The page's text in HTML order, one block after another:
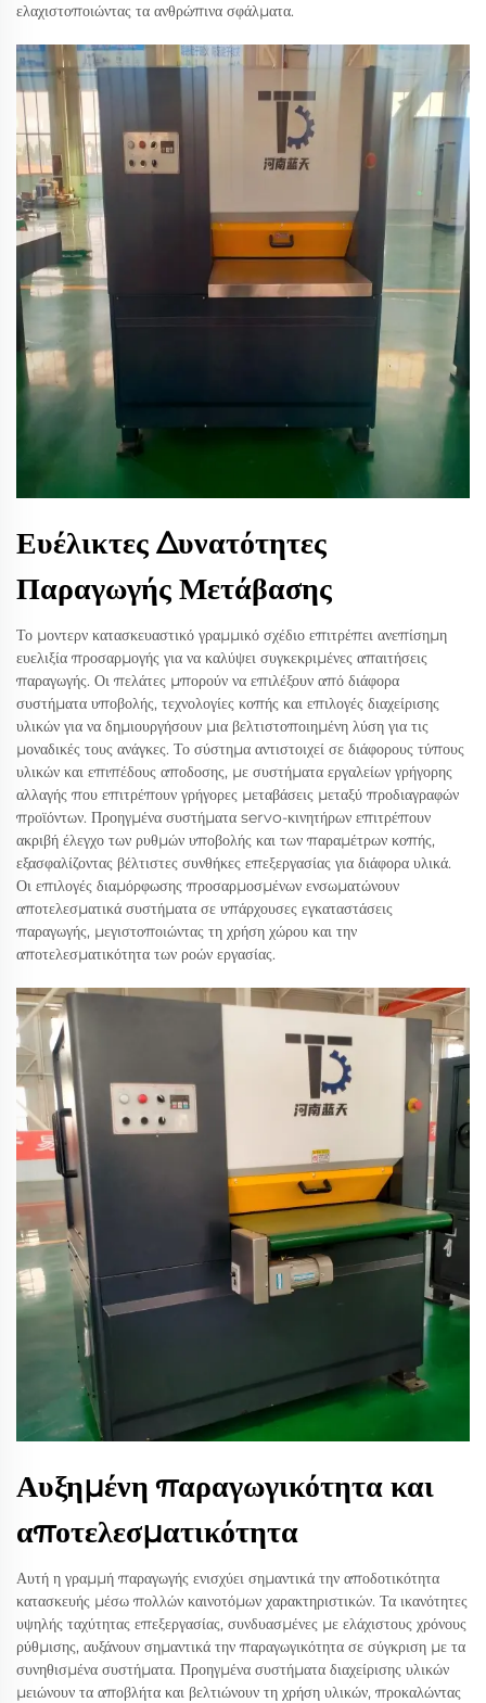
ελαχιστοποιώντας τα ανθρώπινα σφάλματα.
Ευέλικτες Δυνατότητες
Παραγωγής Μετάβασης
Το μοντερν κατασκευαστικό γραμμικό σχέδιο επιτρέπει ανεπίσημη
ευελιξία προσαρμογής για να καλύψει συγκεκριμένες απαιτήσεις
παραγωγής. Οι πελάτες μπορούν να επιλέξουν από διάφορα
συστήματα υποβολής, τεχνολογίες κοπής και επιλογές διαχείρισης
υλικών για να δημιουργήσουν μια βελτιστοποιημένη λύση για τις
μοναδικές τους ανάγκες. Το σύστημα αντιστοιχεί σε διάφορους τύπους
υλικών και επιπέδους αποδοσης, με συστήματα εργαλείων γρήγορης
αλλαγής που επιτρέπουν γρήγορες μεταβάσεις μεταξύ προδιαγραφών
προϊόντων. Προηγμένα συστήματα servo-κινητήρων επιτρέπουν
ακριβή έλεγχο των ρυθμών υποβολής και των παραμέτρων κοπής,
εξασφαλίζοντας βέλτιστες συνθήκες επεξεργασίας για διάφορα υλικά.
Οι επιλογές διαμόρφωσης προσαρμοσμένων ενσωματώνουν
αποτελεσματικά συστήματα σε υπάρχουσες εγκαταστάσεις
παραγωγής, μεγιστοποιώντας τη χρήση χώρου και την
αποτελεσματικότητα των ροών εργασίας.
Αυξημένη παραγωγικότητα και
αποτελεσματικότητα
Αυτή η γραμμή παραγωγής ενισχύει σημαντικά την αποδοτικότητα
κατασκευής μέσω πολλών καινοτόμων χαρακτηριστικών. Τα ικανότητες
υψηλής ταχύτητας επεξεργασίας, συνδυασμένες με ελάχιστους χρόνους
ρύθμισης, αυξάνουν σημαντικά την παραγωγικότητα σε σύγκριση με τα
συνηθισμένα συστήματα. Προηγμένα συστήματα διαχείρισης υλικών
μειώνουν τα αποβλήτα και βελτιώνουν τη χρήση υλικών, προκαλώντας